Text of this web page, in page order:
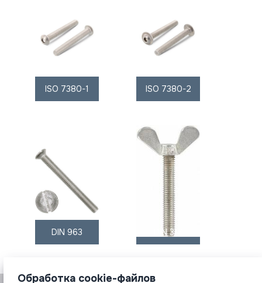
ISO 7380-1 ISO 7380-2
DIN 963 DIN 316
Обработка cookie-файлов